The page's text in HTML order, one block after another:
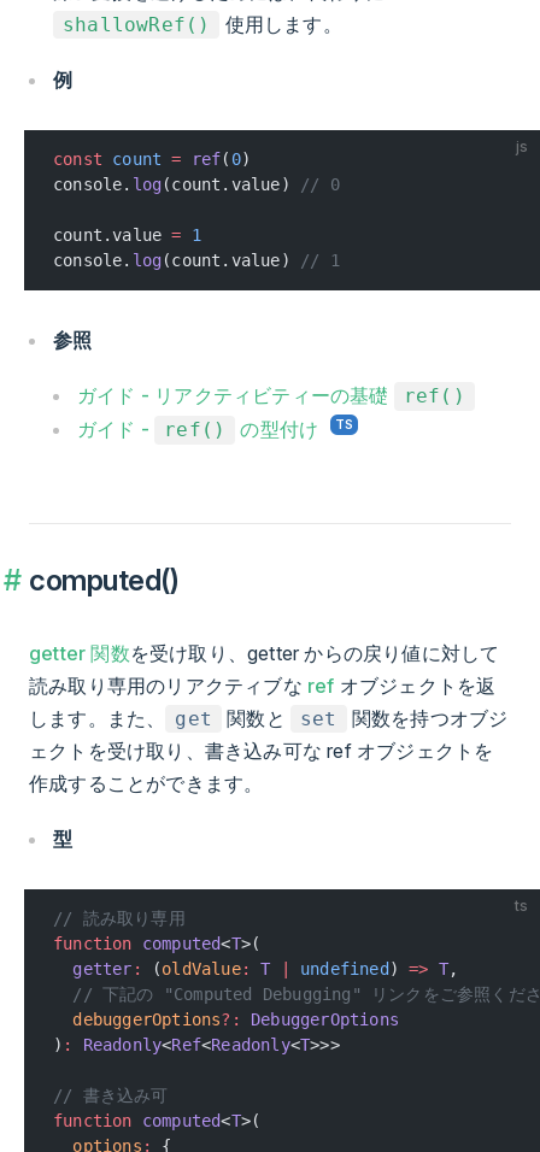
shallowRef() 使用します。
例
js
const count = ref( 0)
console. log(count.value) // 0
count.value = 1
console. log(count.value) // 1
参照
ガイド - リアクティビティーの基礎 ref()
ガイド - ref() の型付け
computed()
getter 関数を受け取り、getter からの戻り値に対して
読み取り専用のリアクティブな ref オブジェクトを返
します。また、
get 関数と set
関数を持つオブジ
ェクトを受け取り、書き込み可な ref オブジェクトを
作成することができます。
型
ts
// 読み取り専用
function computed<T>(
  getter
: (oldValue: T undefined ) => T,
// 下記の "Computed Debugging" リンクをご参照くだ
  debuggerOptions
?:
DebuggerOptions
) : Readonly<Ref<Readonly<T>>>
// 書き込み可
function computed<T>(
  options
:
{